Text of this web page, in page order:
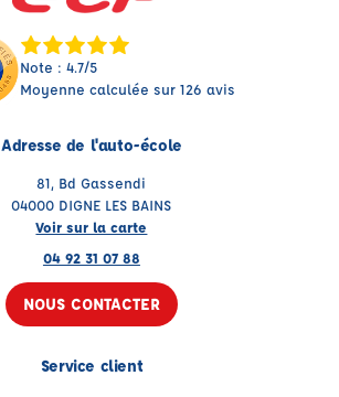
Note : 4.7/5
Moyenne calculée sur 126 avis
Adresse de l'auto-école
81, Bd Gassendi
04000 DIGNE LES BAINS
Voir sur la carte
04 92 31 07 88
NOUS CONTACTER
Service client